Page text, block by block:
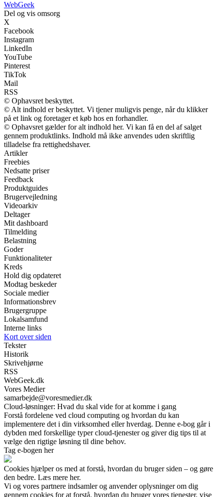
WebGeek
Del og vis omsorg
X
Facebook
Instagram
LinkedIn
YouTube
Pinterest
TikTok
Mail
RSS
© Ophavsret beskyttet.
© Alt indhold er beskyttet. Vi tjener muligvis penge, når du klikker
på et link og foretager et køb hos en forhandler.
© Ophavsret gælder for alt indhold her. Vi kan få en del af salget
gennem produktlinks. Indhold må ikke anvendes uden skriftlig
tilladelse fra rettighedshaver.
Artikler
Freebies
Nedsatte priser
Feedback
Produktguides
Brugervejledning
Videoarkiv
Deltager
Mit dashboard
Tilmelding
Belastning
Goder
Funktionaliteter
Kreds
Hold dig opdateret
Modtag beskeder
Sociale medier
Informationsbrev
Brugergruppe
Lokalsamfund
Interne links
Kort over siden
Tekster
Historik
Skrivehjørne
RSS
WebGeek.dk
Vores Medier
samarbejde@voresmedier.dk
Cloud-løsninger: Hvad du skal vide for at komme i gang
Forstå fordelene ved cloud computing og hvordan du kan
implementere det i din virksomhed eller hverdag. Denne e-bog går i
dybden med forskellige typer cloud-tjenester og giver dig tips til at
vælge den rigtige løsning til dine behov.
Tag e-bogen her
Cookies hjælper os med at forstå, hvordan du bruger siden – og gøre
den bedre. Læs mere her.
Vi og vores partnere indsamler og anvender oplysninger om dig
gennem cookies for at forstå, hvordan du bruger vores tjenester, vise